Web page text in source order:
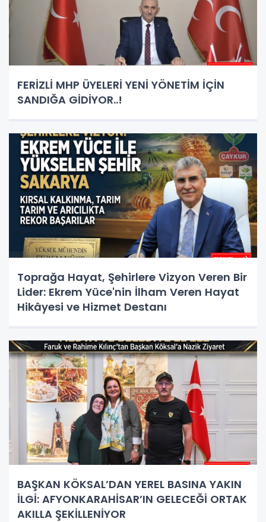
FERİZLİ MHP ÜYELERİ YENİ YÖNETİM İÇİN
SANDIĞA GİDİYOR..!
Toprağa Hayat, Şehirlere Vizyon Veren Bir
Lider: Ekrem Yüce'nin İlham Veren Hayat
Hikâyesi ve Hizmet Destanı
BAŞKAN KÖKSAL’DAN YEREL BASINA YAKIN
İLGİ: AFYONKARAHİSAR’IN GELECEĞİ ORTAK
AKILLA ŞEKİLLENİYOR